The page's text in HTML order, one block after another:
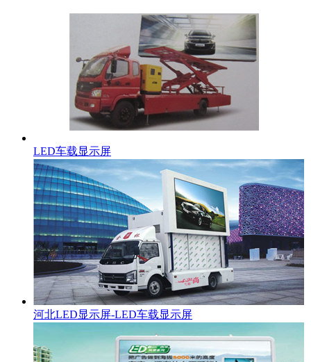
LED车载显示屏
河北LED显示屏-LED车载显示屏